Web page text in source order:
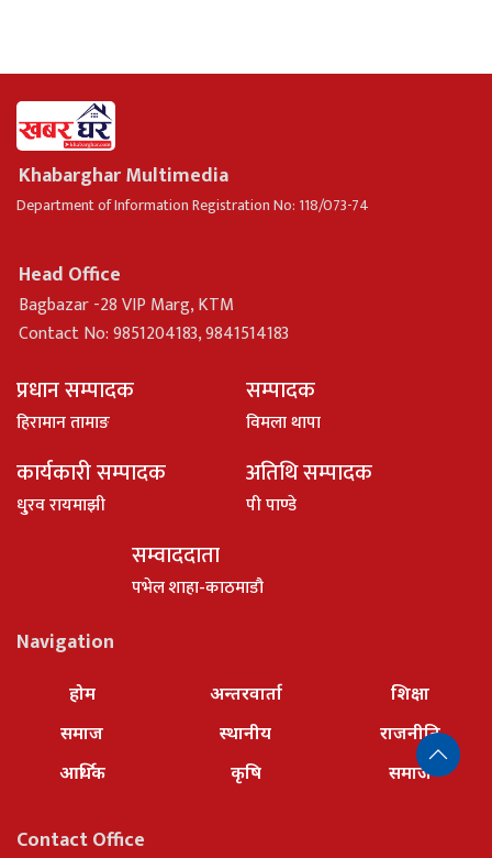
Khabarghar Multimedia
Department of Information Registration No: 118/073-74
Head Office
Bagbazar -28 VIP Marg, KTM
Contact No: 9851204183, 9841514183
प्रधान सम्पादक
हिरामान तामाङ
सम्पादक
विमला थापा
कार्यकारी सम्पादक
धु्रव रायमाझी
अतिथि सम्पादक
पी पाण्डे
सम्वाददाता
पभेल शाहा-काठमाडौ
Navigation
होम
समाज
आर्थिक
अन्तरवार्ता
स्थानीय
कृषि
शिक्षा
राजनीति
समाज
Contact Office